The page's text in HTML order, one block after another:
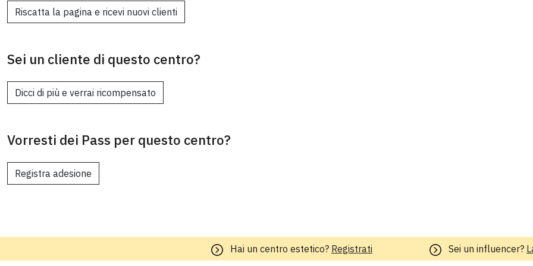
Riscatta la pagina e ricevi nuovi clienti
Sei un cliente di questo centro?
Dicci di più e verrai ricompensato
Vorresti dei Pass per questo centro?
Registra adesione
Hai un centro estetico? Registrati Sei un influencer?